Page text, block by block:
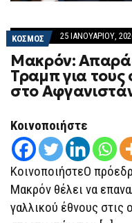
ΚΟΣΜΟΣ 25 ΙΑΝΟΥΑΡΊΟΥ,
Μακρόν:
Τραμπ για
στο
Κοινοποιήστε
ΚοινοποιήστεΟ
Μακρόν θέλει να
γαλλικού έθνους στις